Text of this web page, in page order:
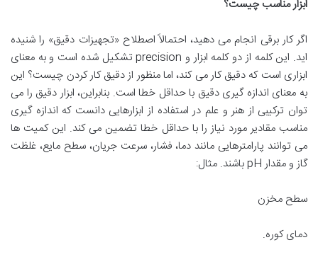
ابزار مناسب چیست؟
اگر کار برقی انجام می دهید، احتمالاً اصطلاح «تجهیزات دقیق» را شنیده
اید. این کلمه از دو کلمه ابزار و precision تشکیل شده است و به معنای
ابزاری است که دقیق کار می کند، اما منظور از دقیق کار کردن چیست؟ این
به معنای اندازه گیری دقیق با حداقل خطا است. بنابراین، ابزار دقیق را می
توان ترکیبی از هنر و علم در استفاده از ابزارهایی دانست که اندازه گیری
مناسب مقادیر مورد نیاز را با حداقل خطا تضمین می کند. این کمیت ها
می توانند پارامترهایی مانند دما، فشار، سرعت جریان، سطح مایع، غلظت
گاز و مقدار pH باشند. مثال:
سطح مخزن
دمای کوره.